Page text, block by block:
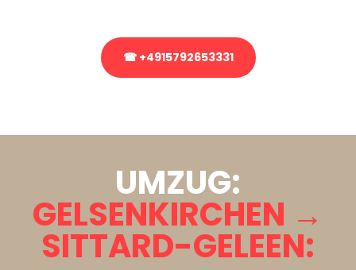
☎ +4915792653331
UMZUG:
GELSENKIRCHEN →
SITTARD-GELEEN: